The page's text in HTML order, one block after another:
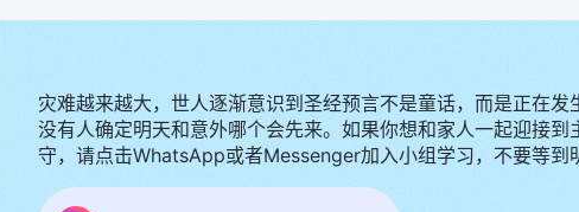
灾难越来越大，世人逐渐意识到圣经预言不是童话，而是正在发
没有人确定明天和意外哪个会先来。如果你想和家人一起迎接到
守，请点击WhatsApp或者Messenger加入小组学习，不要等到